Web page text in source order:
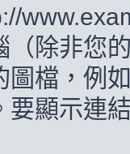
（除非您
圖檔，例
要顯示連